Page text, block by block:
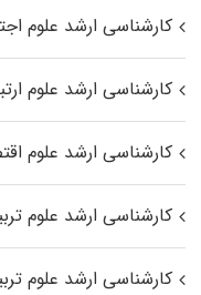
کارشناسی ارشد علوم
کارشناسی ارشد علوم
کارشناسی ارشد علوم
کارشناسی ارشد علوم
کارشناسی ارشد علوم